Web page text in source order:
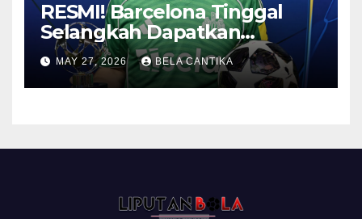
RESMI! Barcelona Tinggal
Selangkah Dapatkan
Anthony Gordon
MAY 27, 2026 BELA CANTIKA